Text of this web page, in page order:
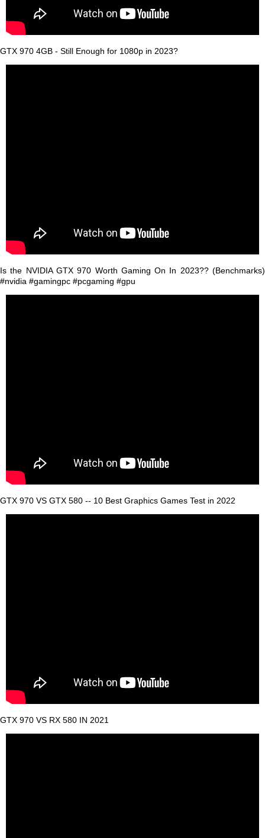
GTX 970 4GB - Still Enough for 1080p in 2023?
Is the NVIDIA GTX 970 Worth Gaming On In 2023?? (Benchmarks)
#nvidia #gamingpc #pcgaming #gpu
GTX 970 VS GTX 580 -- 10 Best Graphics Games Test in 2022
GTX 970 VS RX 580 IN 2021